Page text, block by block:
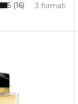
3 formati
5 16